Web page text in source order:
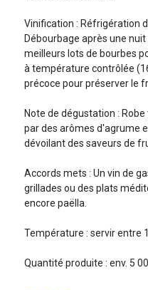
Vinification : Réfrigération
Débourbage après une
meilleurs lots de bourbes
à température contrôlée
précoce pour préserver le
Note de dégustation :
par des arômes d'agrume
dévoilant des saveurs de
Accords mets : Un vin de
grillades ou des plats
encore paëlla.
Température : servir entre
Quantité produite : env. 5